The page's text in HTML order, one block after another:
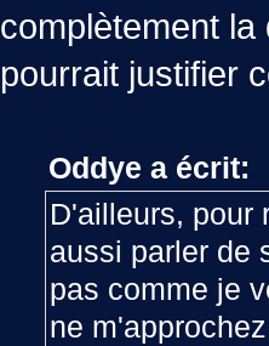
complètement la
pourrait justifier
Oddye a écrit:
D'ailleurs, pour
aussi parler de
pas comme je
ne